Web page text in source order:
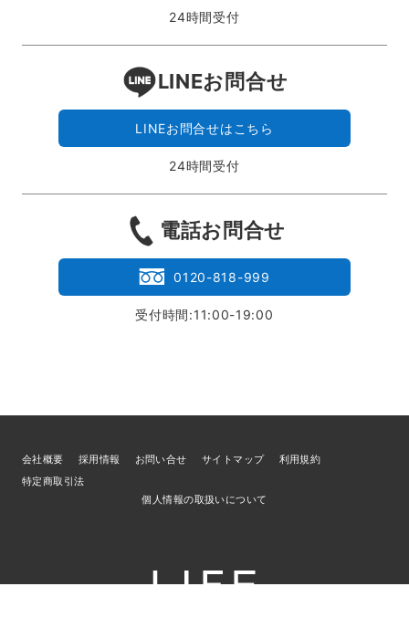
24時間受付
LINEお問合せ
LINEお問合せはこちら
24時間受付
電話お問合せ
0120-818-999
受付時間:11:00-19:00
会社概要 採用情報 お問い合せ サイトマップ
利用規約
特定商取引法
個人情報の取扱いについて